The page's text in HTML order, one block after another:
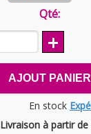
Qté:
+
AJOUT PANIER
En stock
Livraison à partir de